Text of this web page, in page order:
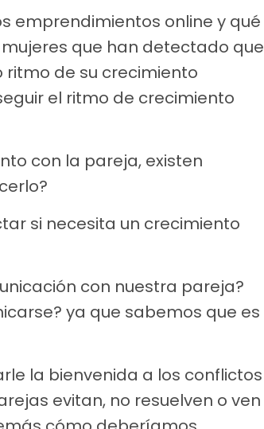
emprendimientos online y qué
que han detectado que
ritmo de su crecimiento
el ritmo de crecimiento
con la pareja, existen
si necesita un crecimiento
con nuestra pareja?
ya que sabemos que es
la bienvenida a los conflictos
evitan, no resuelven o ven